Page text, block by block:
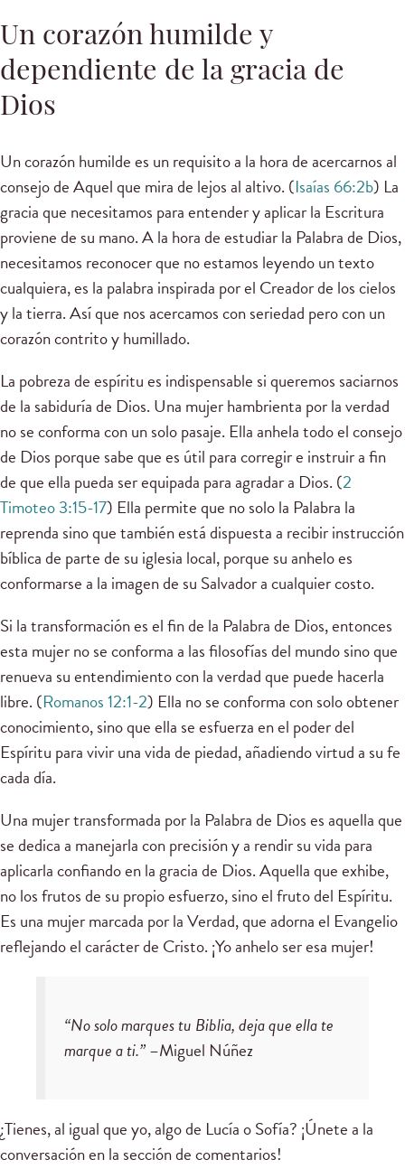
Un corazón humilde y
dependiente de la gracia de
Dios
Un corazón humilde es un requisito a la hora de acercarnos al
consejo de Aquel que mira de lejos al altivo. (Isaías 66:2b) La
gracia que necesitamos para entender y aplicar la Escritura
proviene de su mano. A la hora de estudiar la Palabra de Dios,
necesitamos reconocer que no estamos leyendo un texto
cualquiera, es la palabra inspirada por el Creador de los cielos
y la tierra. Así que nos acercamos con seriedad pero con un
corazón contrito y humillado.
La pobreza de espíritu es indispensable si queremos saciarnos
de la sabiduría de Dios. Una mujer hambrienta por la verdad
no se conforma con un solo pasaje. Ella anhela todo el consejo
de Dios porque sabe que es útil para corregir e instruir a fin
de que ella pueda ser equipada para agradar a Dios. (2
Timoteo 3:15-17) Ella permite que no solo la Palabra la
reprenda sino que también está dispuesta a recibir instrucción
bíblica de parte de su iglesia local, porque su anhelo es
conformarse a la imagen de su Salvador a cualquier costo.
Si la transformación es el fin de la Palabra de Dios, entonces
esta mujer no se conforma a las filosofías del mundo sino que
renueva su entendimiento con la verdad que puede hacerla
libre. (Romanos 12:1-2) Ella no se conforma con solo obtener
conocimiento, sino que ella se esfuerza en el poder del
Espíritu para vivir una vida de piedad, añadiendo virtud a su fe
cada día.
Una mujer transformada por la Palabra de Dios es aquella que
se dedica a manejarla con precisión y a rendir su vida para
aplicarla confiando en la gracia de Dios. Aquella que exhibe,
no los frutos de su propio esfuerzo, sino el fruto del Espíritu.
Es una mujer marcada por la Verdad, que adorna el Evangelio
reflejando el carácter de Cristo. ¡Yo anhelo ser esa mujer!
“No solo marques tu Biblia, deja que ella te
marque a ti.”–Miguel Núñez
¿Tienes, al igual que yo, algo de Lucía o Sofía? ¡Únete a la
conversación en la sección de comentarios!